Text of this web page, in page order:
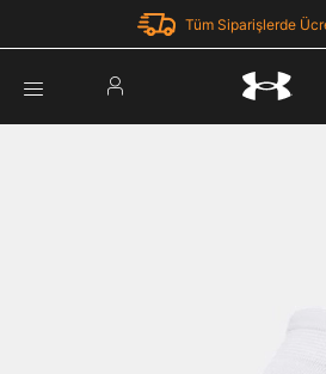
Tüm Siparişlerde
Parola Yenileme
Giriş Sayfasına